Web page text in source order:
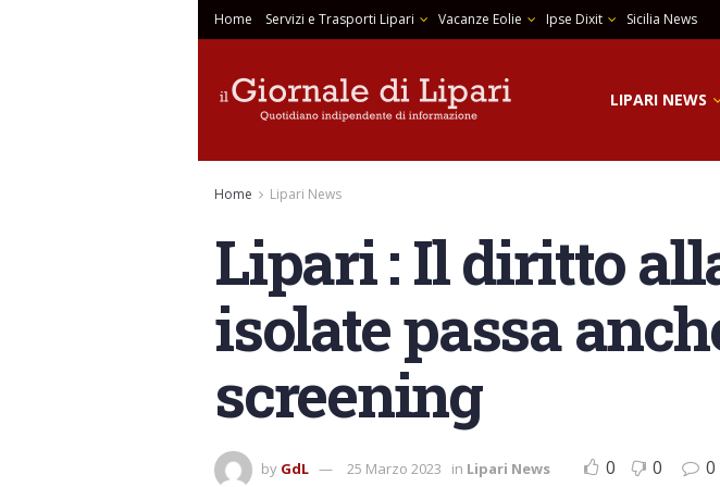
Home Servizi e Trasporti Lipari Vacanze Eolie Ipse Dixit Sicilia News
LIPARI NEWS
Home Lipari News
Lipari : Il diritto
isolate passa
screening
by GdL 25 Marzo 2023 in Lipari News 0 0 0